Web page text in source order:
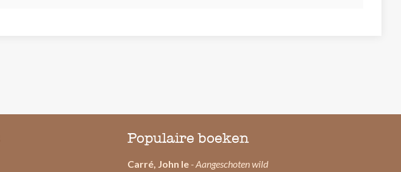
Populaire boeken
Carré, John le - Aangeschoten wild